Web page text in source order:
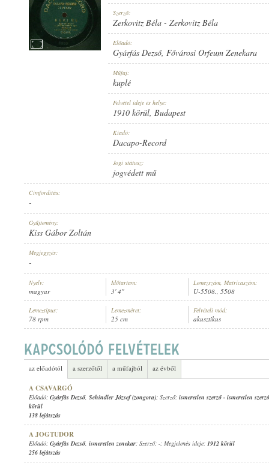
GYÁRFÁS DEZSŐ FŐVÁROSI ORFEUM ZENEKARA
LEMEZSZÁM:
Szerző:
Zerkovitz Béla - Zerkovitz Béla
Előadó:
Gyárfás Dezső, Fővárosi Orfeum Zenekara
Műfaj:
kuplé
Felvétel ideje és helye:
1910 körül, Budapest
Kiadó:
Dacapo-Record
Jogi státusz:
jogvédett mű
Címfordítás:
-
Gyűjtemény:
Kiss Gábor Zoltán
Megjegyzés:
-
Nyelv:
magyar
Időtartam:
3' 4"
Lemezszám, Matricaszám:
U-5508., 5508
Lemeztípus:
78 rpm
Lemezméret:
25 cm
Felvételi mód:
akusztikus
az előadótól a szerzőtől a műfajból az évből
A CSAVARGÓ
Előadó: Gyárfás Dezső, Schindler József (zongora); Szerző: ismeretlen szerző- ismeretlen szerző
körül
138 lejátszás
A JOGTUDOR
Előadó: Gyárfás Dezső, ismeretlen zenekar; Szerző: -; Megjelenés ideje: 1912 körül
256 lejátszás